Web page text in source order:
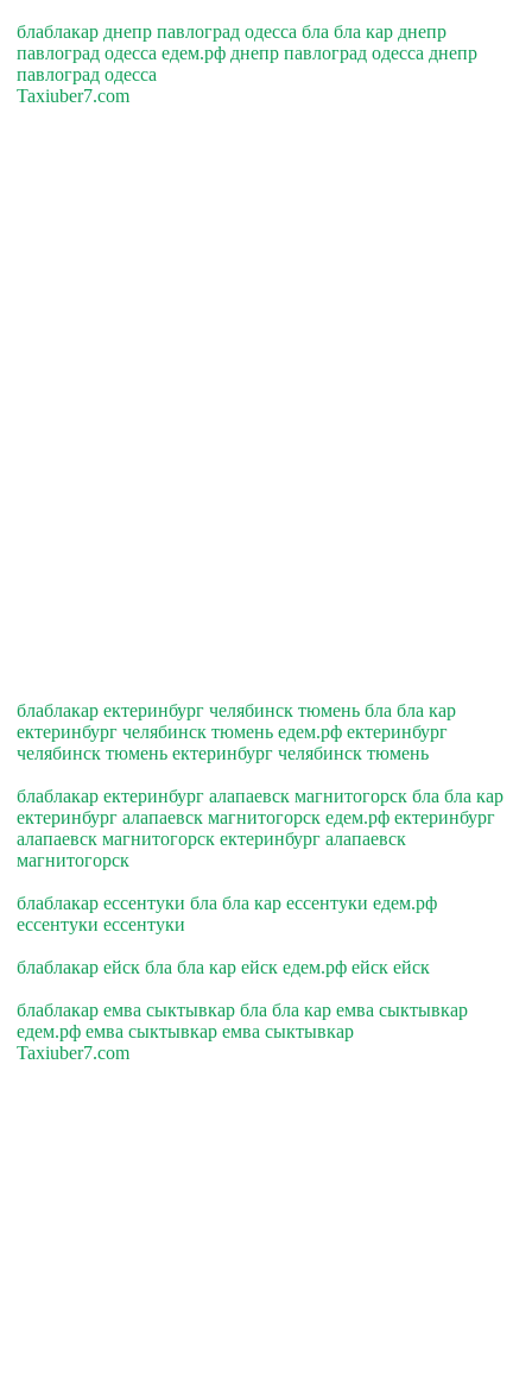
блаблакар днепр павлоград одесса бла бла кар днепр
павлоград одесса едем.рф днепр павлоград одесса днепр
павлоград одесса
Taxiuber7.com
блаблакар ектеринбург челябинск тюмень бла бла кар
ектеринбург челябинск тюмень едем.рф ектеринбург
челябинск тюмень ектеринбург челябинск тюмень
блаблакар ектеринбург алапаевск магнитогорск бла бла кар
ектеринбург алапаевск магнитогорск едем.рф ектеринбург
алапаевск магнитогорск ектеринбург алапаевск
магнитогорск
блаблакар ессентуки бла бла кар ессентуки едем.рф
ессентуки ессентуки
блаблакар ейск бла бла кар ейск едем.рф ейск ейск
блаблакар емва сыктывкар бла бла кар емва сыктывкар
едем.рф емва сыктывкар емва сыктывкар
Taxiuber7.com